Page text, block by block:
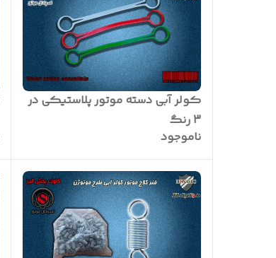
کولر آبی دسته موتور پلاستیکی در
3 رنگ
ناموجود